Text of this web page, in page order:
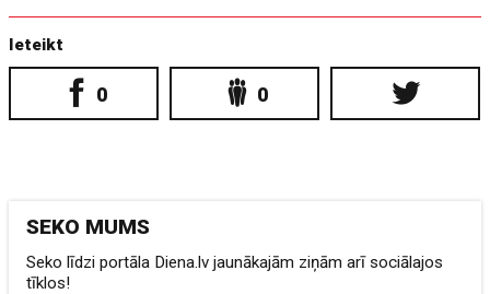
Ieteikt
0 0
SEKO MUMS
Seko līdzi portāla Diena.lv jaunākajām ziņām arī sociālajos
tīklos!